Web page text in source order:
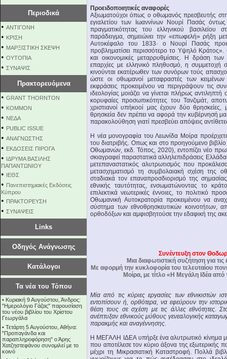
Περιοδικά
• ΑΝΤΙΓΟΝΗ
• ΚΡΙΣΗ
• ΜΑΡΞΙΣΤΙΚΗ ΣΚΕΨΗ
• ΟΥΤΟΠΙΑ
• ΣΥΝΑΨΙΣ
Πρακτορευόμενα
• GRANT THORNTON
• KOMMON
• NEΔΑ
• PUBLIC ISSUE
• ΑΝΑΓΝΩΣΤΗΣ
• ΕΚΔΟΣΕΙΣ ΠΙΡΟΓΑ
• ΙΔΡΥΜΑ ΒΑΣΙΛΗΣ
ΠΑΠΑΝΤΩΝΙΟΥ
• ΙΕΘΣ
• Πανεπιστημιακές Εκδόσεις
Κύπρου
• ΠΡΑΚΤΟΡΕΥΣΗ
• ΣΥΝΑΨΕΙΣ
Links
Οδηγός Ανάγνωσης
Κατάλογοι
Τα νέα του Τόπου
• Κυριακή 9 Αυγούστου, Άνδρος:
"Ημερολόγιο Γάζας" παρουσίαση
του νέου βιβλίου του Χρίστου
Γεωργάλα
• Τετάρτη 5 Αυγούστου, Αθήνα:
"Προπαγάνδα και
παραπληροφόρηση" ο Άρης
Χατζηστεφάνου συνομιλεί με το
κοινό
Προειδοποιητικές αναφορές
Αξιωματούχοι όπως ο οθωμανός πρεσβευτής
εγιαλετίου των Ιωαννίνων Νουρί Πασάς όντως
πραγματικότητας του ελληνικού
παράδειγμα, σημειώνει την «επωφελή» ρήξη
Αυτοκέφαλο του 1833· ο Νουρί Πασάς
προβληματίσει περισσότερο το Υψηλό Κράτος».
και οικονομικές μεταρρυθμίσεις. Η δράση
επαρχίες με ελληνικό πληθυσμό, η συμμετοχή
κινούνται εκατέρωθεν των συνόρων τούς
ώστε οι οθωμανοί μεταφραστές των
εκφράσεις προκειμένου να περιγράψουν τις
ιδεολογίας μοιάζει να γίνεται πλήρως
κορυφαίες προσωπικότητες του Τανζιμάτ,
χριστιανοί υπήκοοί μας έχουν δύο θρησκείες,
θρησκεία δεν πρέπει να αφορά την κυβέρνησή
παρακολούθηση γιατί πρεσβεύει απόψεις
Η νέα μονογραφία του Λεωνίδα Μοίρα
του διατριβής. Οπως και στο προηγούμενο
Οθωμανών, εκδ. Τόπος, 2020), εντοπίζει νέο
σκιαγραφεί παραστατικά αλληλεπιδράσεις
μετεπαναστατικός αλυτρωτισμός που
μετασχηματισμό τη συμβολαιακή σχέση της
σταδιακά τον επαναπροσδιορισμό της
εθνικής ταυτότητας, ενσωματώνοντας το
επιλεκτικά νεωτερικές έννοιες, το πολιτικό
Οθωμανική Αυτοκρατορία προκειμένου να
σύστημα των εθνοθρησκευτικών κοινοτήτων,
ορθοδόξων και αμφισβητούσε την εδαφική της
Συνέντευξη στον
Μια διαφωτιστική συζήτηση για
Με αφορμή την κυκλοφορία του τελευταίου
Μοίρα, με τίτλο «Η Μεγάλη Ιδέα
Μία από τις κύριες εργασίες των εθνικιστών
εντοπίσουν ή, ορθότερα, να εφεύρουν την
θέση τους σε σχέση με τις άλλες εθνότητες.
ανέπτυξαν εθνικούς μύθους γενεαλογικής
παρακμής και αναγέννησης.
Η ΜΕΓΑΛΗ ΙΔΕΑ υπήρξε ένα αλυτρωτικό κίνημα
που αποτέλεσε τον κύριο άξονα της εξωτερικής
μέχρι τη Μικρασιατική Καταστροφή. Πολλά